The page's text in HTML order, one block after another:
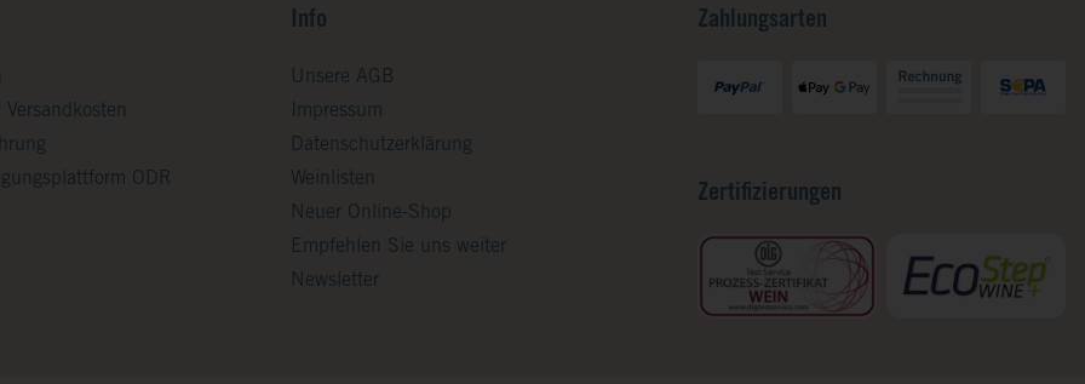
ODR
Info
Unsere AGB
Impressum
Datenschutzerklärung
Weinlisten
Neuer Online-Shop
Empfehlen Sie uns weiter
Newsletter
Zahlungsarten
Zertifizierungen